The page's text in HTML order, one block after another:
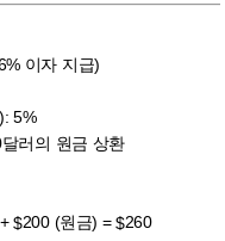
이자 지급)
5%
러의 원금 상환
+$200 (원금) =$260